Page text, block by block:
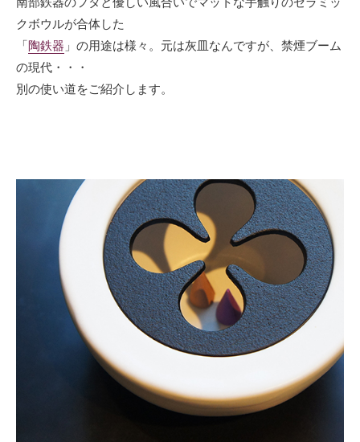
クボウルが合体した
「陶鉄器 」の用途は様々。元は灰皿なんですが、禁煙ブーム
の現代・・・
別の使い道をご紹介します。